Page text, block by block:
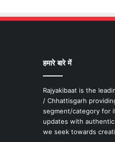
हमारे बारे में
Rajyakibaat is the
/ Chhattisgarh
segment/category for
updates with
we seek towards